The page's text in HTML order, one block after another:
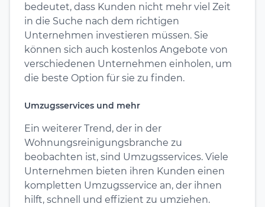
bedeutet, dass Kunden nicht mehr viel Zeit
in die Suche nach dem richtigen
Unternehmen investieren müssen. Sie
können sich auch kostenlos Angebote von
verschiedenen Unternehmen einholen, um
die beste Option für sie zu finden.
Umzugsservices und mehr
Ein weiterer Trend, der in der
Wohnungsreinigungsbranche zu
beobachten ist, sind Umzugsservices. Viele
Unternehmen bieten ihren Kunden einen
kompletten Umzugsservice an, der ihnen
hilft, schnell und effizient zu umziehen.